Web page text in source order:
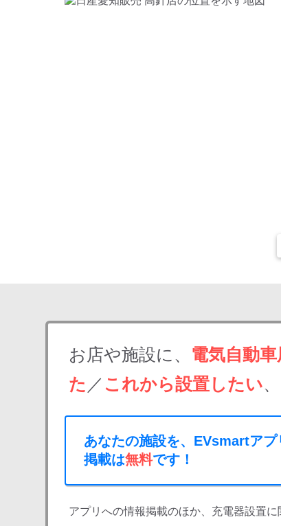
お店や施設に、 電気自動
た ／ これから設置したい
あなたの施設を、EVsmartアプ
掲載は無料です！
アプリへの情報掲載のほか、充電器設置